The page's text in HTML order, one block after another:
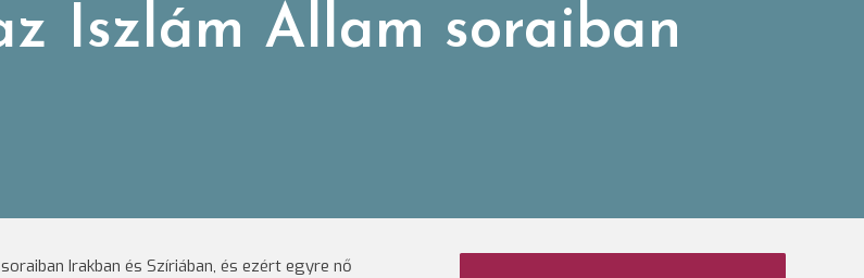
Iszlám Állam soraiban
Irakban és Szíriában, és ezért egyre nő